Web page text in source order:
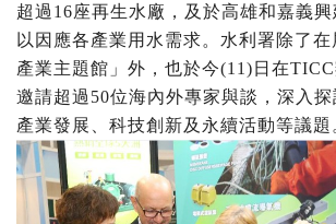
超過16座再生水廠，及於高雄和嘉義興
以因應各產業用水需求。水利署除了在
產業主題館」外，也於今(11)日在TICC
邀請超過50位海內外專家與談，深入
產業發展、科技創新及永續活動等議題